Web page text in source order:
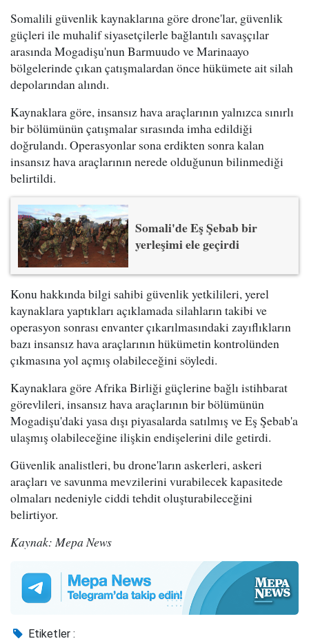
Somalili güvenlik kaynaklarına göre drone'lar, güvenlik
güçleri ile muhalif siyasetçilerle bağlantılı savaşçılar
arasında Mogadişu'nun Barmuudo ve Marinaayo
bölgelerinde çıkan çatışmalardan önce hükümete ait silah
depolarından alındı.
Kaynaklara göre, insansız hava araçlarının yalnızca sınırlı
bir bölümünün çatışmalar sırasında imha edildiği
doğrulandı. Operasyonlar sona erdikten sonra kalan
insansız hava araçlarının nerede olduğunun bilinmediği
belirtildi.
Somali'de Eş Şebab bir
yerleşimi ele geçirdi
Konu hakkında bilgi sahibi güvenlik yetkilileri, yerel
kaynaklara yaptıkları açıklamada silahların takibi ve
operasyon sonrası envanter çıkarılmasındaki zayıflıkların
bazı insansız hava araçlarının hükümetin kontrolünden
çıkmasına yol açmış olabileceğini söyledi.
Kaynaklara göre Afrika Birliği güçlerine bağlı istihbarat
görevlileri, insansız hava araçlarının bir bölümünün
Mogadişu'daki yasa dışı piyasalarda satılmış ve Eş Şebab'a
ulaşmış olabileceğine ilişkin endişelerini dile getirdi.
Güvenlik analistleri, bu drone'ların askerleri, askeri
araçları ve savunma mevzilerini vurabilecek kapasitede
olmaları nedeniyle ciddi tehdit oluşturabileceğini
belirtiyor.
Kaynak: Mepa News
Etiketler :